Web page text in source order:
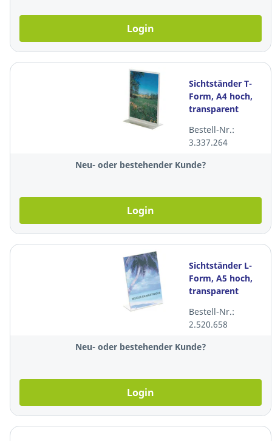
Login
Sichtständer T-
Form, A4 hoch,
transparent
Bestell-Nr.:
3.337.264
Neu- oder bestehender Kunde?
Login
Sichtständer L-
Form, A5 hoch,
transparent
Bestell-Nr.:
2.520.658
Neu- oder bestehender Kunde?
Login